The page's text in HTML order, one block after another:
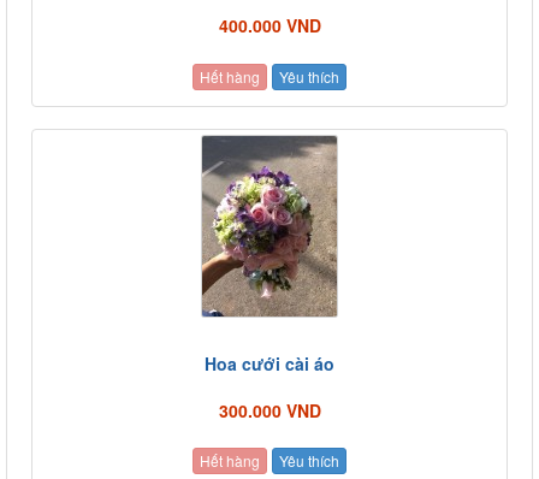
400.000 VND
Hết hàng Yêu thích
Hoa cưới cài áo
300.000 VND
Hết hàng Yêu thích